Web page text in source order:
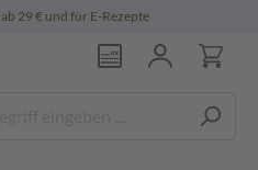
ab 29 € und für E-Rezepte